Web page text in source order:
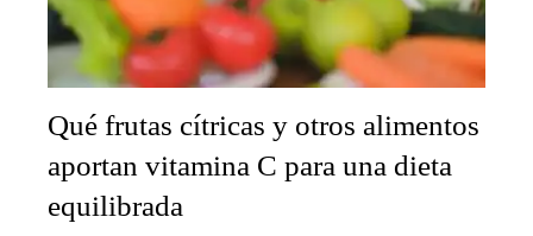
Qué frutas cítricas y otros alimentos
aportan vitamina C para una dieta
equilibrada